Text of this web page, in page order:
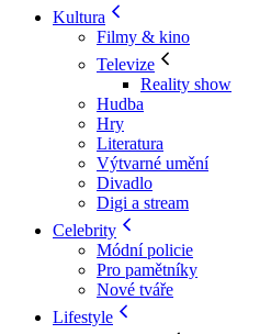
Kultura
Filmy & kino
Televize
Reality show
Hudba
Hry
Literatura
Výtvarné umění
Divadlo
Digi a stream
Celebrity
Módní policie
Pro pamětníky
Nové tváře
Lifestyle